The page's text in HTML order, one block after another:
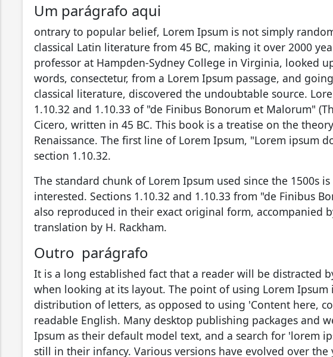
Um parágrafo aqui
ontrary to popular belief, Lorem Ipsum is not simply
classical Latin literature from 45 BC, making it over 2000
professor at Hampden-Sydney College in Virginia, looked
words, consectetur, from a Lorem Ipsum passage, and
classical literature, discovered the undoubtable source.
1.10.32 and 1.10.33 of "de Finibus Bonorum et Malorum"
Cicero, written in 45 BC. This book is a treatise on the
Renaissance. The first line of Lorem Ipsum, "Lorem ipsum
section 1.10.32.
The standard chunk of Lorem Ipsum used since the 1500s
interested. Sections 1.10.32 and 1.10.33 from "de Finibus
also reproduced in their exact original form, accompanied
translation by H. Rackham.
Outro parágrafo
It is a long established fact that a reader will be distracted
when looking at its layout. The point of using Lorem Ipsum
distribution of letters, as opposed to using 'Content here,
readable English. Many desktop publishing packages and
Ipsum as their default model text, and a search for 'lorem
still in their infancy. Various versions have evolved over the